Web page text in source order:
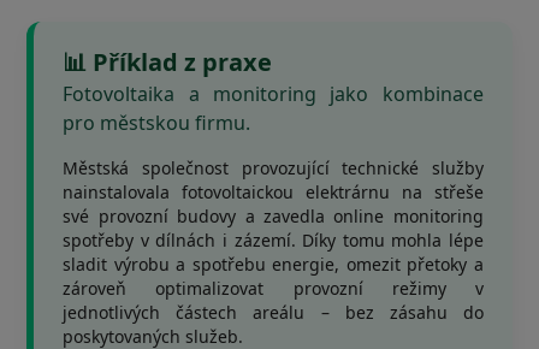
📊 Příklad z praxe
Fotovoltaika a monitoring jako kombinace
pro městskou firmu.
Městská společnost provozující technické služby
nainstalovala fotovoltaickou elektrárnu na střeše
své provozní budovy a zavedla online monitoring
spotřeby v dílnách i zázemí. Díky tomu mohla lépe
sladit výrobu a spotřebu energie, omezit přetoky a
zároveň optimalizovat provozní režimy v
jednotlivých částech areálu – bez zásahu do
poskytovaných služeb.